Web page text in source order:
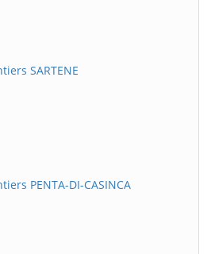
SARTENE
PENTA-DI-CASINCA